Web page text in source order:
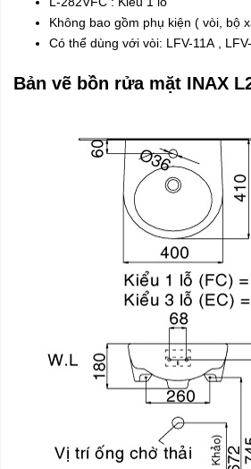
Không bao gồm phụ kiện ( vòi, bộ
Có thể dùng với vòi: LFV-11A
Bản vẽ bồn rửa mặt INAX